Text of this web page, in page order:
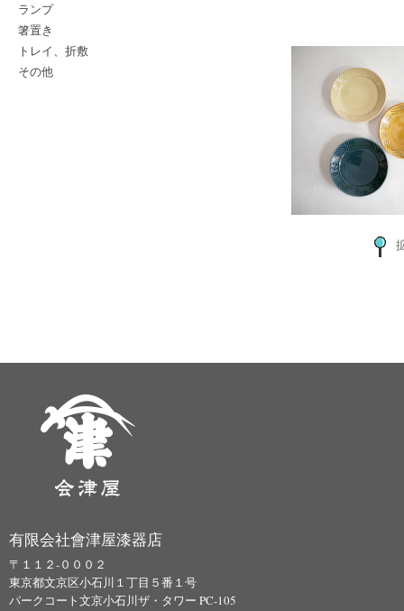
ランプ
箸置き
トレイ、折敷
その他
有限会社會津屋漆器店
〒１１２-０００２
東京都文京区小石川１丁目５番１号
パークコート文京小石川ザ・タワー PC-105